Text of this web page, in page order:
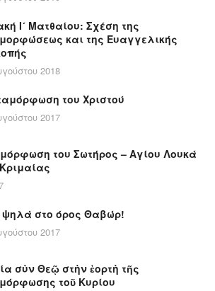
Ι´ Ματθαίου: Σχέση της
και της Ευαγγελικής
2018
του Χριστού
2017
του Σωτήρος – Αγίου Λουκά
στο όρος Θαβώρ!
2017
σὺν Θεῷ στὴν ἑορτὴ τῆς
τοῦ Κυρίου